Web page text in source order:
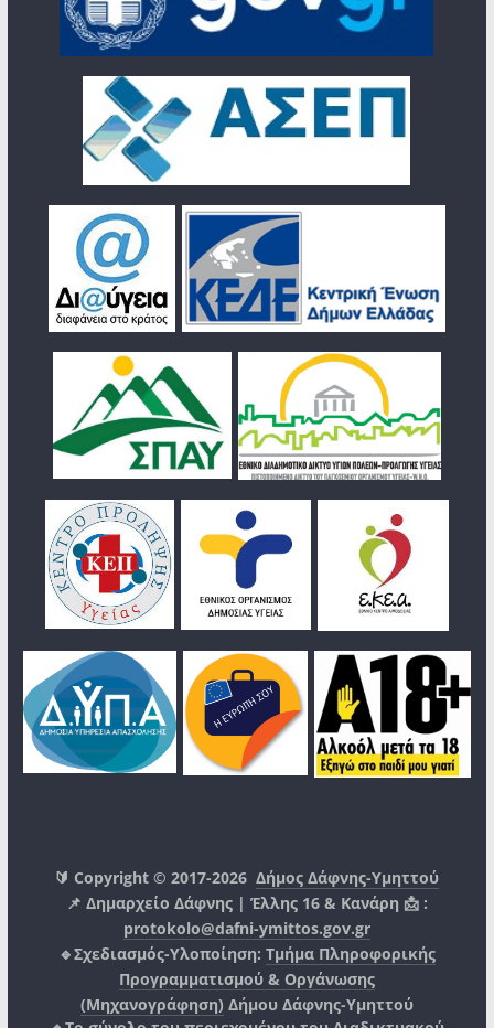
🔰 Copyright © 2017-2026Δήμος Δάφνης-Υμηττού
📌 Δημαρχείο Δάφνης | Έλλης 16 & Κανάρη 📩 :
protokolo@dafni-ymittos.gov.gr
🔹Σχεδιασμός-Υλοποίηση: Τμήμα Πληροφορικής
Προγραμματισμού & Οργάνωσης
(Μηχανογράφηση) Δήμου Δάφνης-Υμηττού